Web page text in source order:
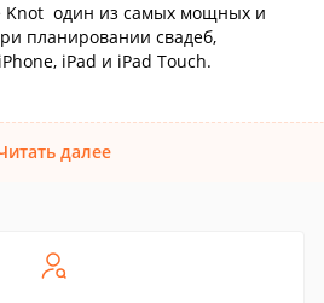
Knot один из самых мощных и
планировании свадеб,
iPad и iPad Touch.
далее